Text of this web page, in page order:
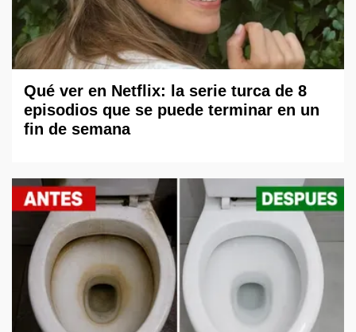
Qué ver en Netflix: la serie turca de 8
episodios que se puede terminar en un
fin de semana